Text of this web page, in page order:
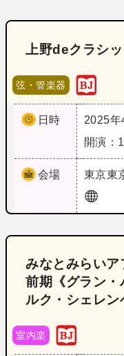
上野deクラシ
弦・管楽器
日時
2025年
開演：
会場 東京東
みなとみらい
前期《グラン・
ルク・シェレン
室内楽